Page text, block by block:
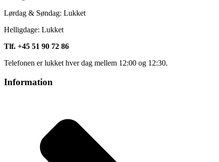
Lørdag & Søndag: Lukket
Helligdage: Lukket
Tlf. +45 51 90 72 86
Telefonen er lukket hver dag mellem 12:00 og 12:30.
Information